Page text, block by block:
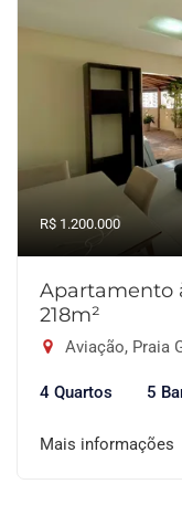
R$ 1.200.000
Apartamento
218m²
Aviação, Praia
4 Quartos 5
Mais informações